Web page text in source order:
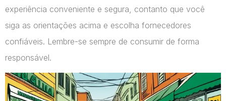
experiência conveniente e segura, contanto que você
siga as orientações acima e escolha fornecedores
confiáveis. Lembre-se sempre de consumir de forma
responsável.